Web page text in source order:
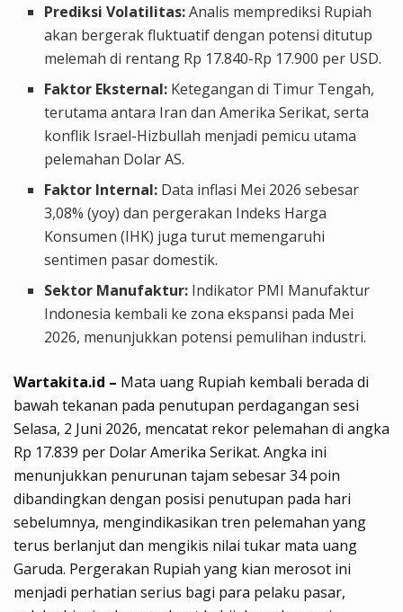
Prediksi Volatilitas:Analis memprediksi Rupiah
akan bergerak fluktuatif dengan potensi ditutup
melemah di rentang Rp 17.840-Rp 17.900 per USD.
Faktor Eksternal: Ketegangan di Timur Tengah,
terutama antara Iran dan Amerika Serikat, serta
konflik Israel-Hizbullah menjadi pemicu utama
pelemahan Dolar AS.
Faktor Internal: Data inflasi Mei 2026 sebesar
3,08% (yoy) dan pergerakan Indeks Harga
Konsumen (IHK) juga turut memengaruhi
sentimen pasar domestik.
Sektor Manufaktur: Indikator PMI Manufaktur
Indonesia kembali ke zona ekspansi pada Mei
2026, menunjukkan potensi pemulihan industri.
Wartakita.id – Mata uang Rupiah kembali berada di
bawah tekanan pada penutupan perdagangan sesi
Selasa, 2 Juni 2026, mencatat rekor pelemahan di angka
Rp 17.839 per Dolar Amerika Serikat. Angka ini
menunjukkan penurunan tajam sebesar 34 poin
dibandingkan dengan posisi penutupan pada hari
sebelumnya, mengindikasikan tren pelemahan yang
terus berlanjut dan mengikis nilai tukar mata uang
Garuda. Pergerakan Rupiah yang kian merosot ini
menjadi perhatian serius bagi para pelaku pasar,